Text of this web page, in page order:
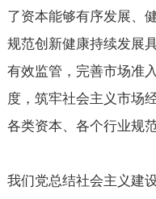
了资本能够有序发展、
规范创新健康持续发展
有效监管，完善市场准
度，筑牢社会主义市场
各类资本、各个行业规
我们党总结社会主义建